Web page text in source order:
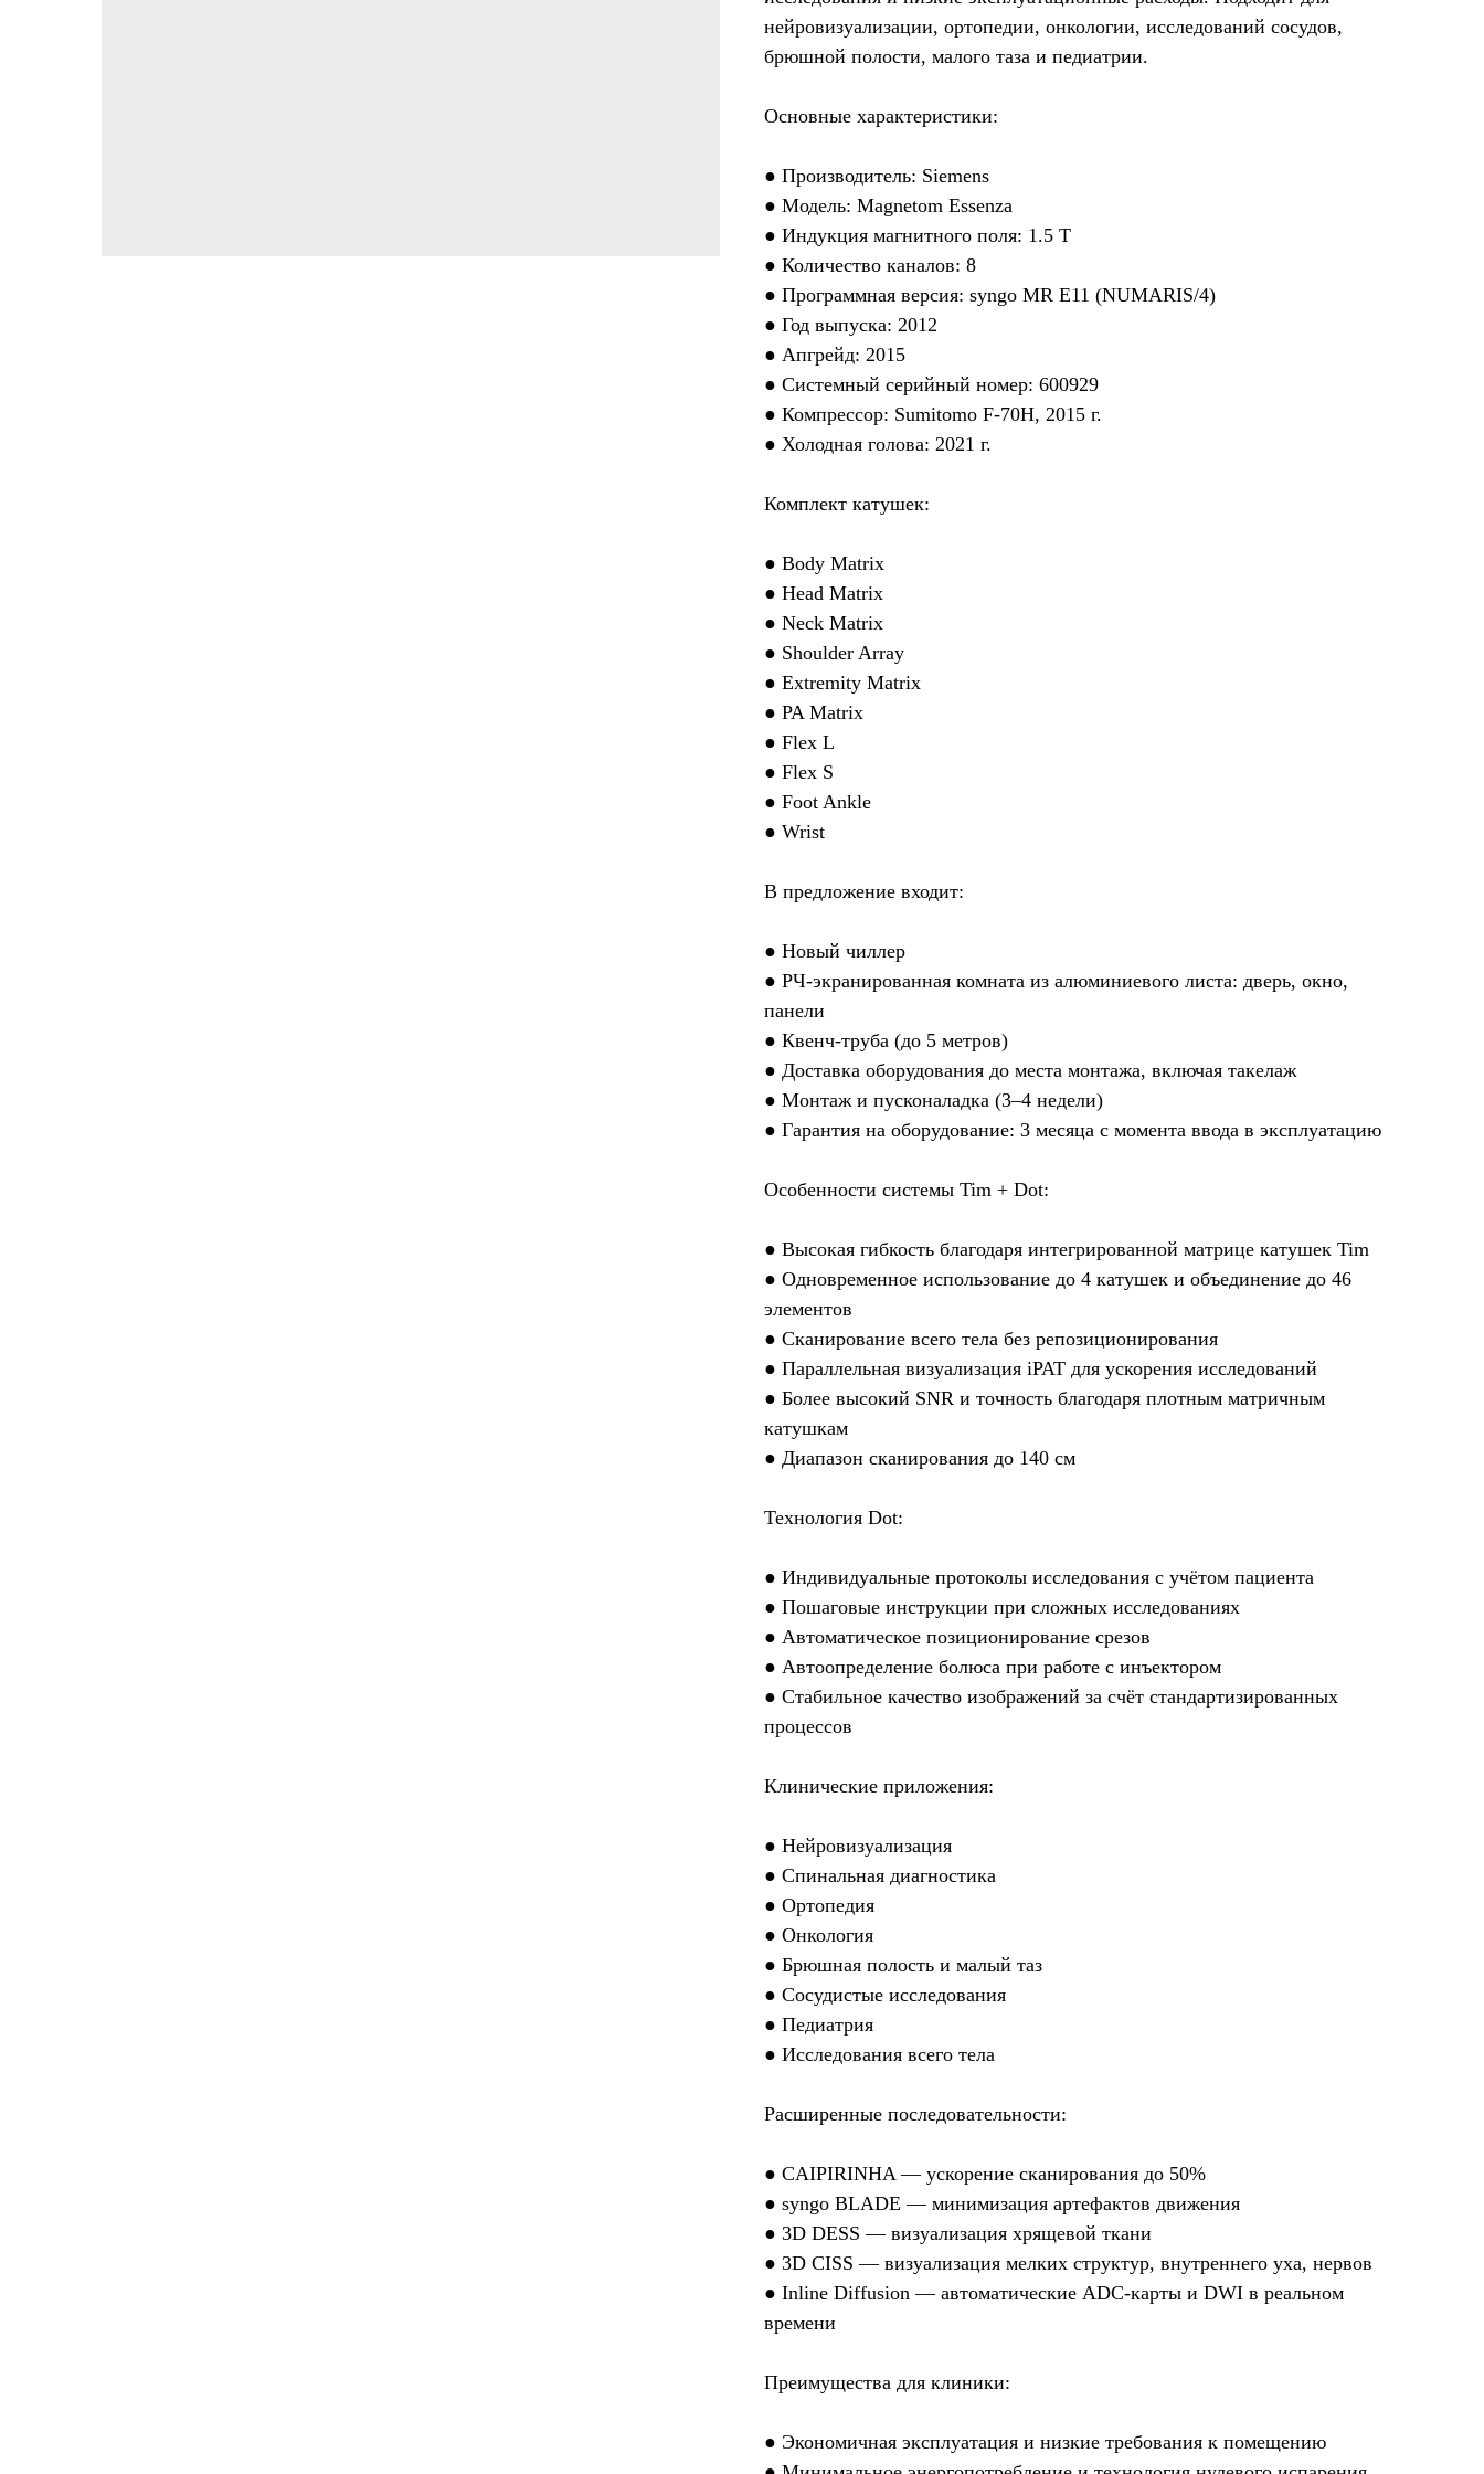
нейровизуализации, ортопедии, онкологии, исследований сосудов,
брюшной полости, малого таза и педиатрии.
Основные характеристики:
● Производитель: Siemens
● Модель: Magnetom Essenza
● Индукция магнитного поля: 1.5 Т
● Количество каналов: 8
● Программная версия: syngo MR E11 (NUMARIS/4)
● Год выпуска: 2012
● Апгрейд: 2015
● Системный серийный номер: 600929
● Компрессор: Sumitomo F-70H, 2015 г.
● Холодная голова: 2021 г.
Комплект катушек:
● Body Matrix
● Head Matrix
● Neck Matrix
● Shoulder Array
● Extremity Matrix
● PA Matrix
● Flex L
● Flex S
● Foot Ankle
● Wrist
В предложение входит:
● Новый чиллер
● РЧ-экранированная комната из алюминиевого листа: дверь, окно,
панели
● Квенч-труба (до 5 метров)
● Доставка оборудования до места монтажа, включая такелаж
● Монтаж и пусконаладка (3–4 недели)
● Гарантия на оборудование: 3 месяца с момента ввода в эксплуатацию
Особенности системы Tim + Dot:
● Высокая гибкость благодаря интегрированной матрице катушек Tim
● Одновременное использование до 4 катушек и объединение до 46
элементов
● Сканирование всего тела без репозиционирования
● Параллельная визуализация iPAT для ускорения исследований
● Более высокий SNR и точность благодаря плотным матричным
катушкам
● Диапазон сканирования до 140 см
Технология Dot:
● Индивидуальные протоколы исследования с учётом пациента
● Пошаговые инструкции при сложных исследованиях
● Автоматическое позиционирование срезов
● Автоопределение болюса при работе с инъектором
● Стабильное качество изображений за счёт стандартизированных
процессов
Клинические приложения:
● Нейровизуализация
● Спинальная диагностика
● Ортопедия
● Онкология
● Брюшная полость и малый таз
● Сосудистые исследования
● Педиатрия
● Исследования всего тела
Расширенные последовательности:
● CAIPIRINHA — ускорение сканирования до 50%
● syngo BLADE — минимизация артефактов движения
● 3D DESS — визуализация хрящевой ткани
● 3D CISS — визуализация мелких структур, внутреннего уха, нервов
● Inline Diffusion — автоматические ADC-карты и DWI в реальном
времени
Преимущества для клиники:
● Экономичная эксплуатация и низкие требования к помещению